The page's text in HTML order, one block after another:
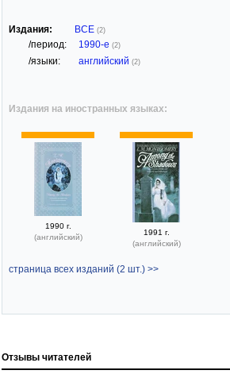
Издания: ВСЕ (2)
/период: 1990-е (2)
/языки: английский (2)
Издания на иностранных языках:
1990 г.
(английский)
1991 г.
(английский)
страница всех изданий (2 шт.) >>
Отзывы читателей